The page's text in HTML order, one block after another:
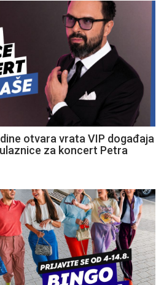
otvara vrata VIP događaja
za koncert Petra